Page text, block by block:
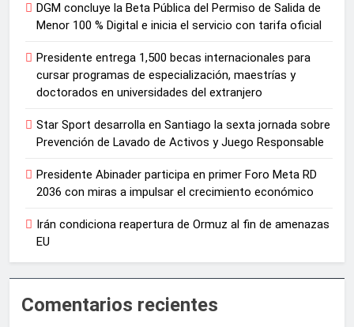
DGM concluye la Beta Pública del Permiso de Salida de
Menor 100 % Digital e inicia el servicio con tarifa oficial
Presidente entrega 1,500 becas internacionales para
cursar programas de especialización, maestrías y
doctorados en universidades del extranjero
Star Sport desarrolla en Santiago la sexta jornada sobre
Prevención de Lavado de Activos y Juego Responsable
Presidente Abinader participa en primer Foro Meta RD
2036 con miras a impulsar el crecimiento económico
Irán condiciona reapertura de Ormuz al fin de amenazas
EU
Comentarios recientes